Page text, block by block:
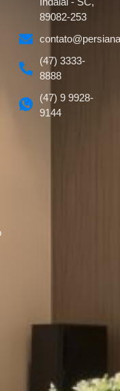
89082-253
(47) 3333-
8888
(47) 9 9928-
9144